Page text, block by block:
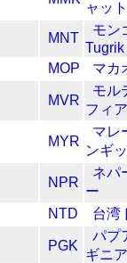
ャット
MNT
モン
Tugrik
MOP
マカ
MVR
モル
フィア
MYR
マレ
ンギ
NPR
ネパ
ー
NTD
台湾
PGK
パプ
ギニ